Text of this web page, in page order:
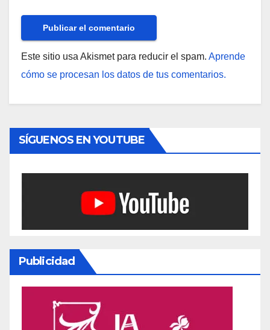
Este sitio usa Akismet para reducir el spam. Aprende
cómo se procesan los datos de tus comentarios.
SÍGUENOS EN YOUTUBE
Publicidad